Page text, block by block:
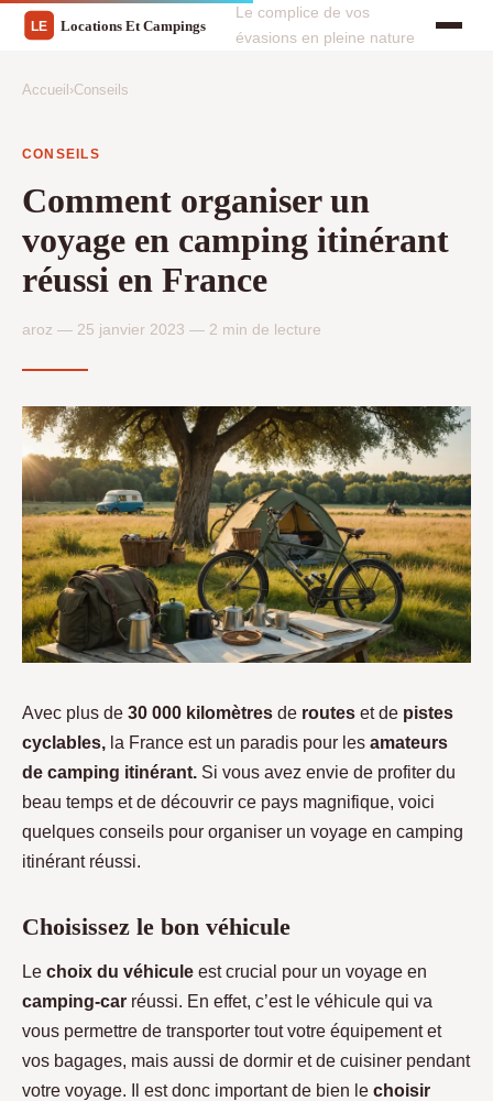
Le complice de vos
évasions en pleine nature
Accueil ›Conseils
CONSEILS
Comment organiser un
voyage en camping itinérant
réussi en France
aroz — 25 janvier 2023 — 2 min de lecture
Avec plus de 30 000 kilomètres de routes et de pistes
cyclables, la France est un paradis pour les amateurs
de camping itinérant. Si vous avez envie de profiter du
beau temps et de découvrir ce pays magnifique, voici
quelques conseils pour organiser un voyage en camping
itinérant réussi.
Choisissez le bon véhicule
Le choix du véhicule est crucial pour un voyage en
camping-car réussi. En effet, c’est le véhicule qui va
vous permettre de transporter tout votre équipement et
vos bagages, mais aussi de dormir et de cuisiner pendant
votre voyage. Il est donc important de bien le choisir